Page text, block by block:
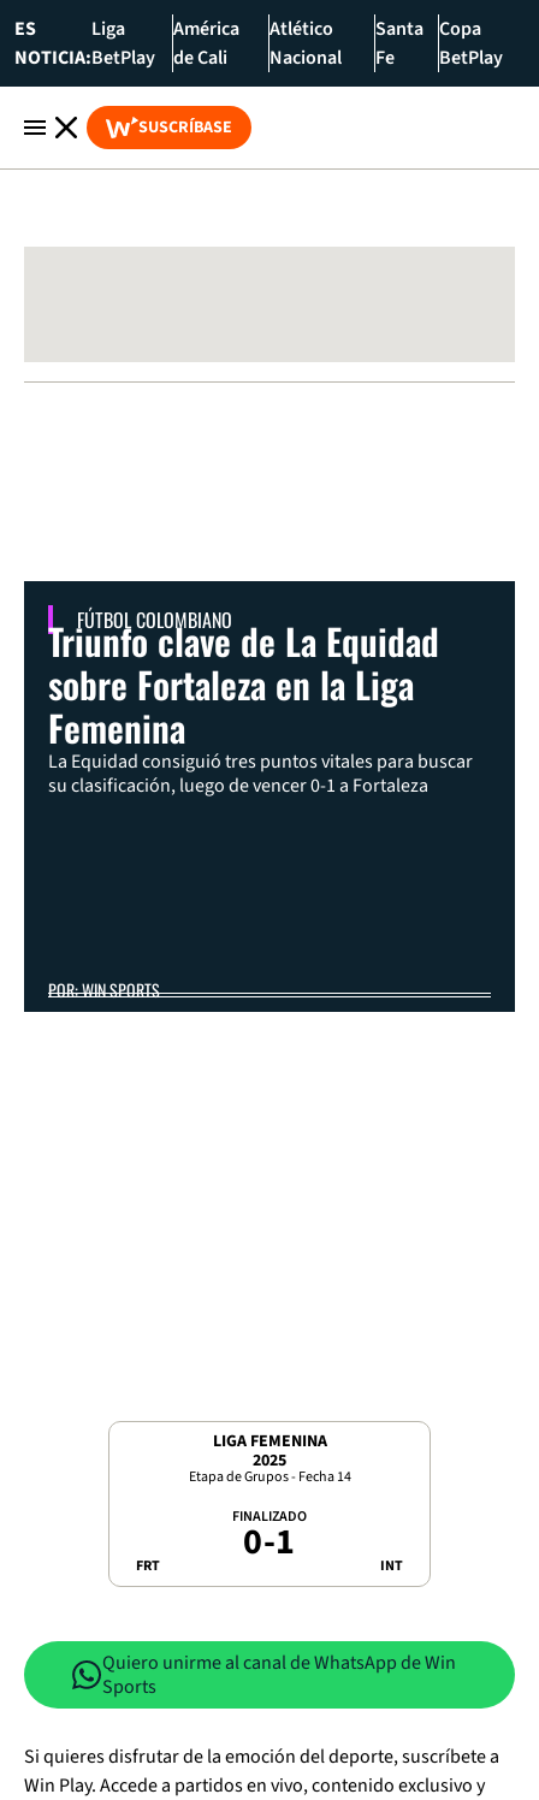
ES
NOTICIA:
Liga
BetPlay
América
de Cali
Atlético
Nacional
Santa
Fe
Copa
BetPlay
SUSCRÍBASE
FÚTBOL COLOMBIANO
Triunfo clave de La Equidad
sobre Fortaleza en la Liga
Femenina
La Equidad consiguió tres puntos vitales para buscar
su clasificación, luego de vencer 0-1 a Fortaleza
POR: WIN SPORTS
LIGA FEMENINA
2025
Etapa de Grupos - Fecha 14
FRT
FINALIZADO
0-1 INT
Quiero unirme al canal de WhatsApp de Win
Sports
Si quieres disfrutar de la emoción del deporte, suscríbete a
Win Play. Accede a partidos en vivo, contenido exclusivo y